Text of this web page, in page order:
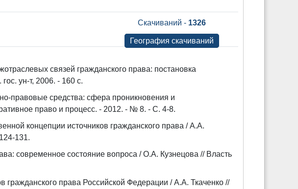
Скачиваний - 1326
География скачиваний
связей гражданского права: постановка
ун-т, 2006. - 160 с.
правовые средства: сфера проникновения и
право и процесс. - 2012. - № 8. - С. 4-8.
концепции источников гражданского права / А.А.
131.
современное состояние вопроса / О.А. Кузнецова // Власть
гражданского права Российской Федерации / А.А. Ткаченко //